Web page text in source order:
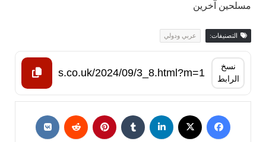
مسلحين آخرين
التصنيفات: عربي ودولي
نسخ
الرابط